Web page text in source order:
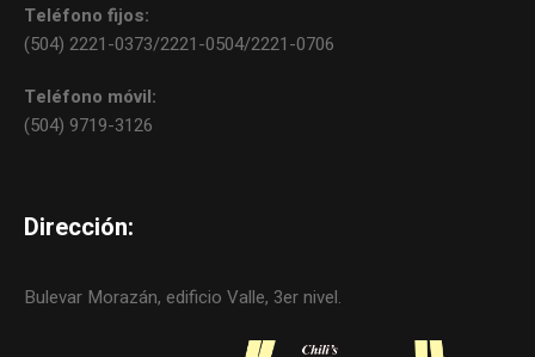
Teléfono fijos:
(504) 2221-0373/2221-0504/2221-0706
Teléfono móvil:
(504) 9719-3126
Dirección:
Bulevar Morazán, edificio Valle, 3er nivel.